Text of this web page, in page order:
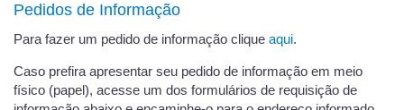
Pedidos de Informação
Para fazer um pedido de informação clique aqui.
Caso prefira apresentar seu pedido de informação em meio
físico (papel), acesse um dos formulários de requisição de